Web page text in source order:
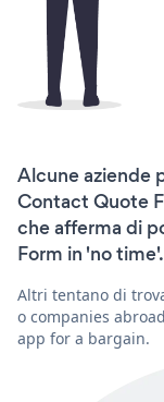
Alcune aziende
Contact Quote
che afferma di
Form in 'no time'.
Altri tentano di
o companies
app for a bargain.